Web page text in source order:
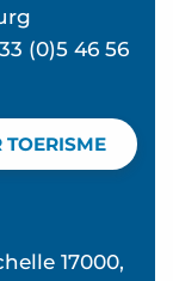
(0)5 46 56
TOERISME
17000,